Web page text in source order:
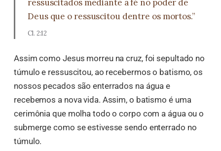
ressuscitados mediante a fé no poder de
Deus que o ressuscitou dentre os mortos.”
Cl. 2:12
Assim como Jesus morreu na cruz, foi sepultado no
túmulo e ressuscitou, ao recebermos o batismo, os
nossos pecados são enterrados na água e
recebemos a nova vida. Assim, o batismo é uma
cerimônia que molha todo o corpo com a água ou o
submerge como se estivesse sendo enterrado no
túmulo.